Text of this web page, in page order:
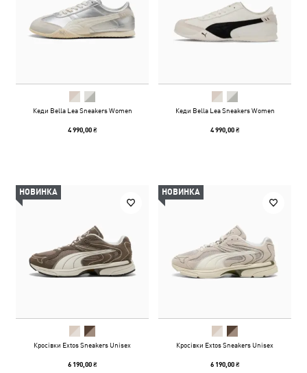
Кеди Bella Lea Sneakers Women
4 990,00 ₴
Кеди Bella Lea Sneakers Women
4 990,00 ₴
НОВИНКА
Кросівки Extos Sneakers Unisex
6 190,00 ₴
НОВИНКА
Кросівки Extos Sneakers Unisex
6 190,00 ₴